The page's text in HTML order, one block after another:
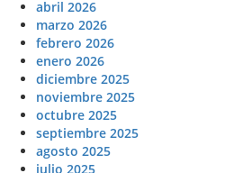
abril 2026
marzo 2026
febrero 2026
enero 2026
diciembre 2025
noviembre 2025
octubre 2025
septiembre 2025
agosto 2025
julio 2025